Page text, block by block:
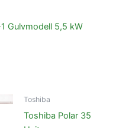
Gulvmodell 5,5 kW
Toshiba
Toshiba Polar 35